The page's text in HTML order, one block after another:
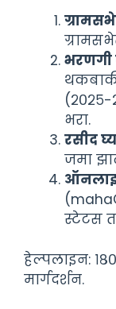
भरणगी
(२०२५-
भरा.
रसीद
जमा
स्टेटस
हेल्पलाइन:
मार्गदर्शन.